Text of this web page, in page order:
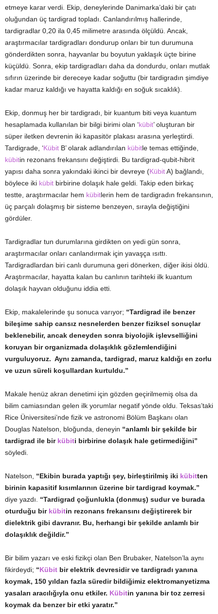
etmeye karar verdi. Ekip, deneylerinde Danimarka’daki bir çatı
oluğundan üç tardigrad topladı. Canlandırılmış hallerinde,
tardigradlar 0,20 ila 0,45 milimetre arasında ölçüldü. Ancak,
araştırmacılar tardigradları dondurup onları bir tun durumuna
gönderdikten sonra, hayvanlar bu boyutun yaklaşık üçte birine
küçüldü. Sonra, ekip tardigradları daha da dondurdu, onları mutlak
sıfırın üzerinde bir dereceye kadar soğuttu (bir tardigradın şimdiye
kadar maruz kaldığı ve hayatta kaldığı en soğuk sıcaklık).
Ekip, donmuş her bir tardigradı, bir kuantum biti veya kuantum
hesaplamada kullanılan bir bilgi birimi olan ‘kübit’ oluşturan bir
süper iletken devrenin iki kapasitör plakası arasına yerleştirdi.
Tardigrade, ‘Kübit B’ olarak adlandırılan kübitle temas ettiğinde,
kübitin rezonans frekansını değiştirdi. Bu tardigrad-qubit-hibrit
yapısı daha sonra yakındaki ikinci bir devreye (KübitA) bağlandı,
böylece iki kübit birbirine dolaşık hale geldi. Takip eden birkaç
testte, araştırmacılar hem kübitlerin hem de tardigradın frekansının,
üç parçalı dolaşmış bir sisteme benzeyen, sırayla değiştiğini
gördüler.
Tardigradlar tun durumlarına girdikten on yedi gün sonra,
araştırmacılar onları canlandırmak için yavaşça ısıttı.
Tardigradlardan biri canlı durumuna geri dönerken, diğer ikisi öldü.
Araştırmacılar, hayatta kalan bu canlının tarihteki ilk kuantum
dolaşık hayvan olduğunu iddia etti.
Ekip, makalelerinde şu sonuca varıyor; “Tardigrad ile benzer
bileşime sahip cansız nesnelerden benzer fiziksel sonuçlar
beklenebilir, ancak deneyden sonra biyolojik işlevselliğini
koruyan bir organizmada dolaşıklık gözlemlendiğini
vurguluyoruz. Aynı zamanda, tardigrad, maruz kaldığı en zorlu
ve uzun süreli koşullardan kurtuldu.”
Makale henüz akran denetimi için gözden geçirilmemiş olsa da
bilim camiasından gelen ilk yorumlar negatif yönde oldu. Teksas’taki
Rice Üniversitesi’nde fizik ve astronomi Bölüm Başkanı olan
Douglas Natelson, bloğunda, deneyin “anlamlı bir şekilde bir
tardigrad ile bir kübiti birbirine dolaşık hale getirmediğini”
söyledi.
Natelson, “Ekibin burada yaptığı şey, birleştirilmiş iki kübitten
birinin kapasitif kısımlarının üzerine bir tardigrad koymak.”
diye yazdı. “Tardigrad çoğunlukla (donmuş) sudur ve burada
oturduğu bir kübitin rezonans frekansını değiştirerek bir
dielektrik gibi davranır. Bu, herhangi bir şekilde anlamlı bir
dolaşıklık değildir.”
Bir bilim yazarı ve eski fizikçi olan Ben Brubaker, Natelson’la aynı
fikirdeydi; “Kübit bir elektrik devresidir ve tardigradı yanına
koymak, 150 yıldan fazla süredir bildiğimiz elektromanyetizma
yasaları aracılığıyla onu etkiler. Kübitin yanına bir toz zerresi
koymak da benzer bir etki yaratır.”